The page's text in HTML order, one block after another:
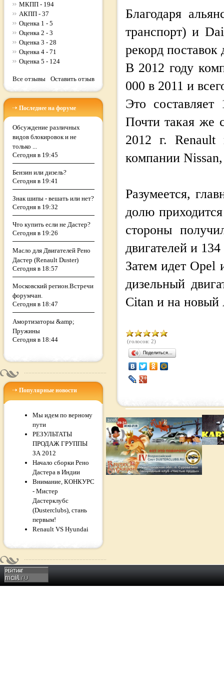
МКПП - 194
АКПП - 37
Оценка 1 - 5
Оценка 2 - 3
Оценка 3 - 28
Оценка 4 - 71
Оценка 5 - 124
Все отзывы Оставить отзыв
Последнее на форуме
Обсуждение различных
видов блокировок и не
только ...
Сегодня в 19:45
Бензин или дизель?
Сегодня в 19:41
Знак шипы - вешать или нет?
Сегодня в 19:32
Что купить если не Дастер?
Сегодня в 19:26
Масло для Двигателей Рено
Дастер (Renault Duster)
Сегодня в 18:57
Московский регион.Встречи
форумчан.
Сегодня в 18:47
Амортизаторы &amp;
Пружины
Сегодня в 18:44
Популярные новости
Мы идем по верному
пути
РЕЗУЛЬТАТЫ
ПРОДАЖ ГРУППЫ
ЗА 2012
Начало сборки Рено
Дастера в Индии
Внимание, КОНКУРС
- Мистер
Дастерклубс
(Dusterclubs), стань
первым!
Renault VS Hyundai
Благодаря
транспорт) и
рекорд поставок
В 2012 году
000 в 2011 и
Это
Почти такая же
2012 г. Renault
компании
Разумеется,
долю
стороны
двигателей и
Затем идет Opel
дизельный
Citan и на новый
(голосов: 2)
Поделиться…